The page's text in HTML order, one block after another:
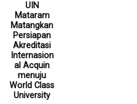
UIN
Mataram
Matangkan
Persiapan
Akreditasi
Internasion
al Acquin
menuju
World Class
University